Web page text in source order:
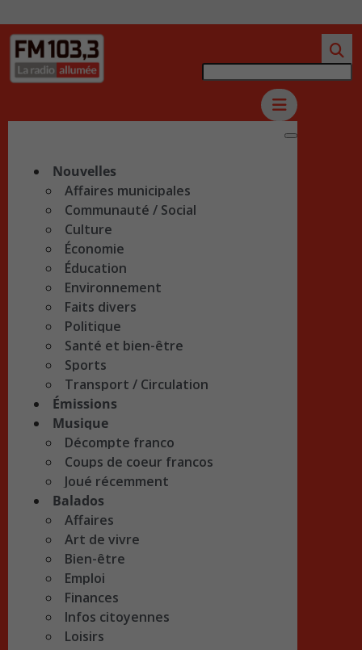
Nouvelles
Affaires municipales
Communauté / Social
Culture
Économie
Éducation
Environnement
Faits divers
Politique
Santé et bien-être
Sports
Transport / Circulation
Émissions
Musique
Décompte franco
Coups de coeur francos
Joué récemment
Balados
Affaires
Art de vivre
Bien-être
Emploi
Finances
Infos citoyennes
Loisirs